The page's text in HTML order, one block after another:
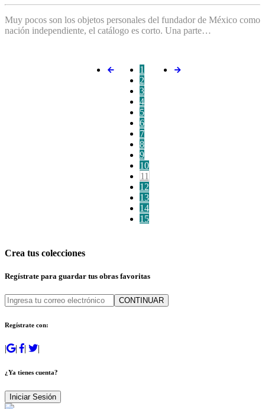
Muy pocos son los objetos personales del fundador de México como
nación independiente, el catálogo es corto. Una parte…
1
2
3
4
5
6
7
8
9
10
11
12
13
14
15
Crea tus colecciones
Regístrate para guardar tus obras favoritas
CONTINUAR
Regístrate con:
| | | |
¿Ya tienes cuenta?
Iniciar Sesión